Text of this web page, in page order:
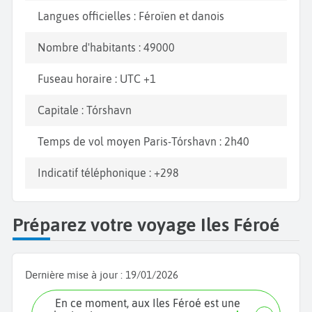
». Traversez le village et profitez du spectacle des
pont suspendu au-dessus de l’océan, et découvrez
laissez-vous envoûter par le village de Viðareiði au
Féroés. Atteignez le mont Villingardalsfjall, et
contemplez la vue panoramique sur les îles voisines
Langues officielles : Féroïen et danois
Nombre d'habitants : 49000
Fuseau horaire : UTC +1
Capitale : Tórshavn
Temps de vol moyen Paris-Tórshavn : 2h40
Indicatif téléphonique : +298
Préparez votre voyage Iles Féroé
Dernière mise à jour : 19/01/2026
En ce moment, aux Iles Féroé est une